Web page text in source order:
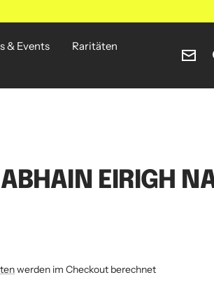
& Events
Raritäten
EIRIGH
werden im Checkout berechnet